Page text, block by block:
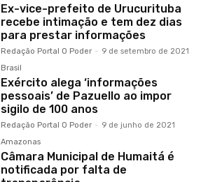
Ex-vice-prefeito de Urucurituba
recebe intimação e tem dez dias
para prestar informações
Redação Portal O Poder - 9 de setembro de 2021
Brasil
Exército alega ‘informações
pessoais’ de Pazuello ao impor
sigilo de 100 anos
Redação Portal O Poder - 9 de junho de 2021
Amazonas
Câmara Municipal de Humaitá é
notificada por falta de